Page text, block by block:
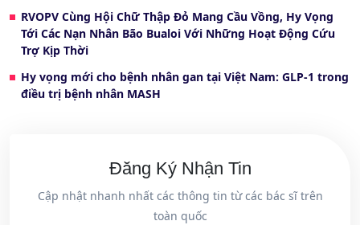
RVOPV Cùng Hội Chữ Thập Đỏ Mang Cầu Vồng, Hy Vọng
Tới Các Nạn Nhân Bão Bualoi Với Những Hoạt Động Cứu
Trợ Kịp Thời
Hy vọng mới cho bệnh nhân gan tại Việt Nam: GLP-1 trong
điều trị bệnh nhân MASH
Đăng Ký Nhận Tin
Cập nhật nhanh nhất các thông tin từ các bác sĩ trên
toàn quốc